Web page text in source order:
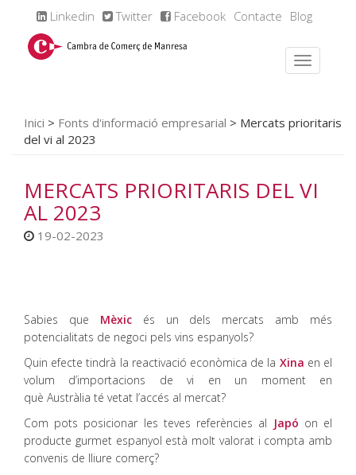
Linkedin Twitter Facebook Contacte Blog
Inici > Fonts d'informació empresarial > Mercats prioritaris
del vi al 2023
MERCATS PRIORITARIS DEL VI
AL 2023
19-02-2023
Sabies que Mèxicés un dels mercats amb més
potencialitats de negoci pels vins espanyols?
Quin efecte tindrà la reactivació econòmica de la Xina en el
volum d’importacions de vi en un moment en
què Austràlia té vetat l’accés al mercat?
Com pots posicionar les teves referències al Japó on el
producte gurmet espanyol està molt valorat i compta amb
convenis de lliure comerç?